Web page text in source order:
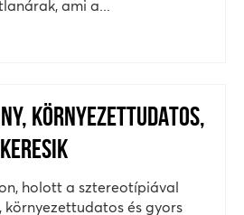
ami a...
KÖRNYEZETTUDATOS,
holott a sztereotípiával
és gyors